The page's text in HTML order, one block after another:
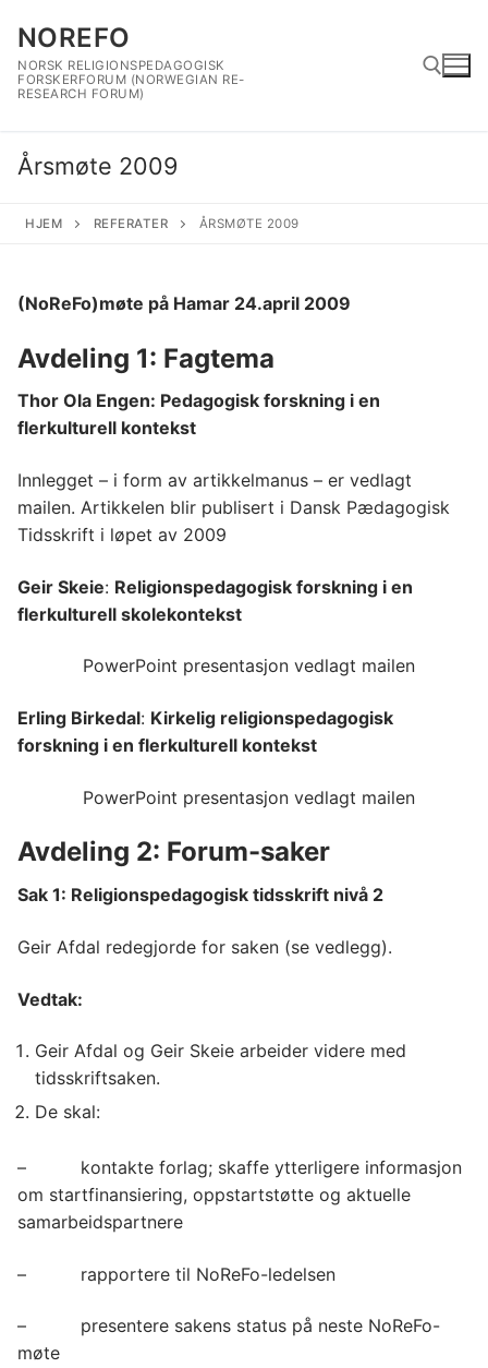
innholdet
NOREFO
NORSK RELIGIONSPEDAGOGISK
FORSKERFORUM (NORWEGIAN RE-
RESEARCH FORUM)
Årsmøte 2009
HJEM REFERATER ÅRSMØTE 2009
(NoReFo)møte på Hamar 24.april 2009
Avdeling 1: Fagtema
Thor Ola Engen: Pedagogisk forskning i en
flerkulturell kontekst
Innlegget – i form av artikkelmanus – er vedlagt
mailen. Artikkelen blir publisert i Dansk Pædagogisk
Tidsskrift i løpet av 2009
Geir Skeie: Religionspedagogisk forskning i en
flerkulturell skolekontekst
PowerPoint presentasjon vedlagt mailen
Erling Birkedal: Kirkelig religionspedagogisk
forskning i en flerkulturell kontekst
PowerPoint presentasjon vedlagt mailen
Avdeling 2: Forum-saker
Sak 1: Religionspedagogisk tidsskrift nivå 2
Geir Afdal redegjorde for saken (se vedlegg).
Vedtak:
Geir Afdal og Geir Skeie arbeider videre med
tidsskriftsaken.
De skal:
– kontakte forlag; skaffe ytterligere informasjon
om startfinansiering, oppstartstøtte og aktuelle
samarbeidspartnere
– rapportere til NoReFo-ledelsen
– presentere sakens status på neste NoReFo-
møte